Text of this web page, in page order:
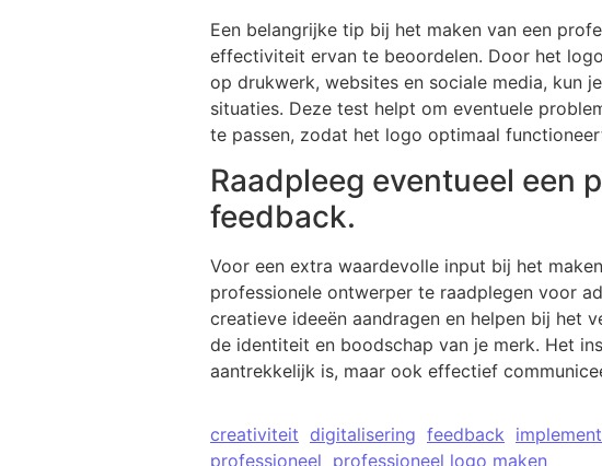
Een belangrijke tip bij het maken van een
effectiviteit ervan te beoordelen. Door het
op drukwerk, websites en sociale media, kun
situaties. Deze test helpt om eventuele
te passen, zodat het logo optimaal
Raadpleeg eventueel een
feedback.
Voor een extra waardevolle input bij het
professionele ontwerper te raadplegen voor
creatieve ideeën aandragen en helpen bij
de identiteit en boodschap van je merk. Het
aantrekkelijk is, maar ook effectief
creativiteit digitalisering feedback
professioneel professioneel logo maken